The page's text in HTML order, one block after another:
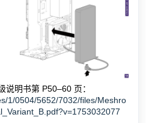
说明书第 P50–60 页：
1/0504/5652/7032/files/Meshro